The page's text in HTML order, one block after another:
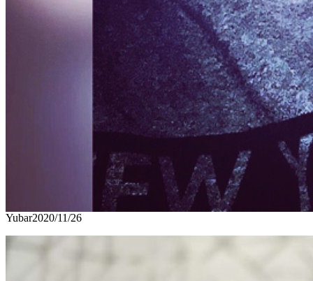
Yubar2020/11/26